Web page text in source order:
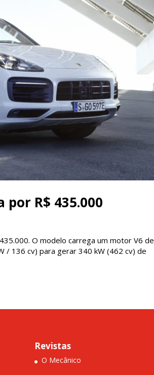
R$ 435.000
O modelo carrega um motor V6 de
/ 136 cv) para gerar 340 kW (462 cv) de
Revistas
O Mecânico